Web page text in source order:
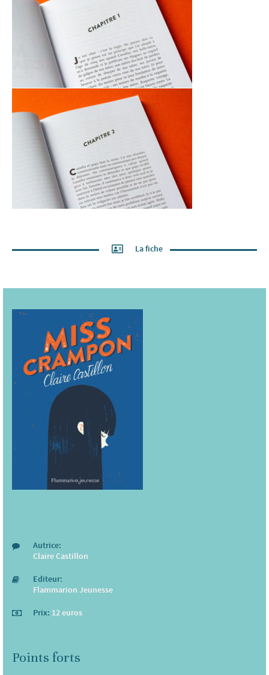
La fiche
Autrice:
Claire Castillon
Editeur:
Flammarion Jeunesse
Prix: 12 euros
Points forts